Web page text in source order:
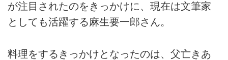
が注目されたのをきっかけに、現在は文筆家
としても活躍する麻生要一郎さん。
料理をするきっかけとなったのは、父亡きあ